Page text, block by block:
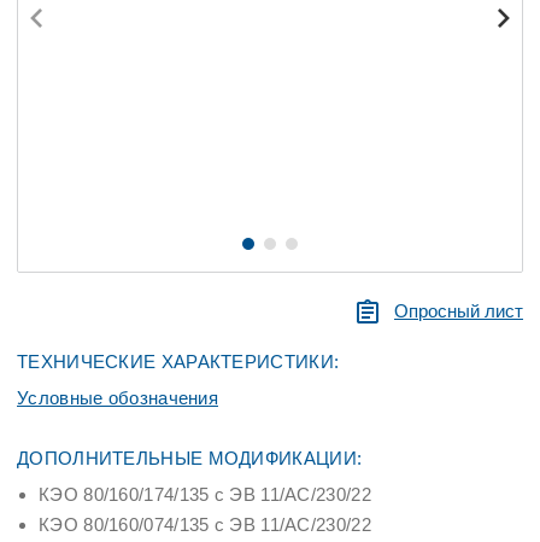
Опросный лист
ТЕХНИЧЕСКИЕ ХАРАКТЕРИСТИКИ:
Условные обозначения
ДОПОЛНИТЕЛЬНЫЕ МОДИФИКАЦИИ:
КЭО 80/160/174/135 с ЭВ 11/АC/230/22
КЭО 80/160/074/135 с ЭВ 11/АC/230/22